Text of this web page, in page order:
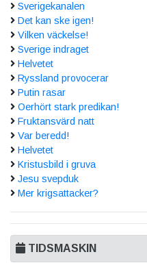
Sverigekanalen
Det kan ske igen!
Vilken väckelse!
Sverige indraget
Helvetet
Ryssland provocerar
Putin rasar
Oerhört stark predikan!
Fruktansvärd natt
Var beredd!
Helvetet
Kristusbild i gruva
Jesu svepduk
Mer krigsattacker?
TIDSMASKIN